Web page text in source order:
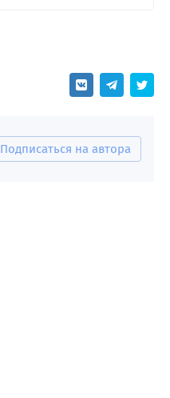
Подписаться на автора